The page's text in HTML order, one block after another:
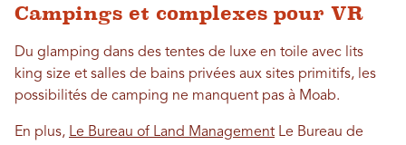
Campings et complexes pour VR
Du glamping dans des tentes de luxe en toile avec lits
king size et salles de bains privées aux sites primitifs, les
possibilités de camping ne manquent pas à Moab.
En plus, Le Bureau of Land Management Le Bureau de